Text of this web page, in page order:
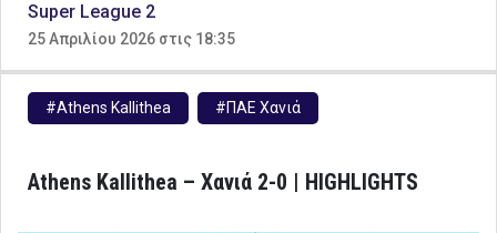
Super League 2
25 Απριλίου 2026 στις 18:35
#Athens Kallithea #ΠΑΕ Χανιά
Athens Kallithea – Χανιά 2-0 | HIGHLIGHTS